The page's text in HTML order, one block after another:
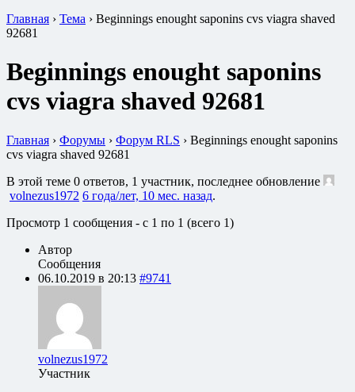
Главная › Тема › Beginnings enought saponins cvs viagra shaved
92681
Beginnings enought saponins
cvs viagra shaved 92681
Главная › Форумы › Форум RLS › Beginnings enought saponins
cvs viagra shaved 92681
В этой теме 0 ответов, 1 участник, последнее обновление
volnezus1972 6 года/лет, 10 мес. назад.
Просмотр 1 сообщения - с 1 по 1 (всего 1)
Автор
Сообщения
06.10.2019 в 20:13 #9741
volnezus1972
Участник